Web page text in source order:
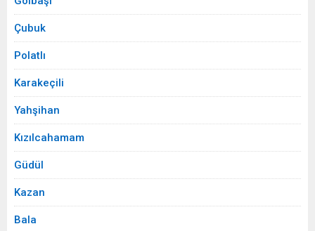
Çubuk
Polatlı
Karakeçili
Yahşihan
Kızılcahamam
Güdül
Kazan
Bala